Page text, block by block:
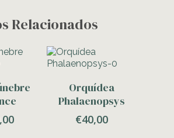
Relacionados
Adicionar
Orquídea
Phalaenopsys
€40,00